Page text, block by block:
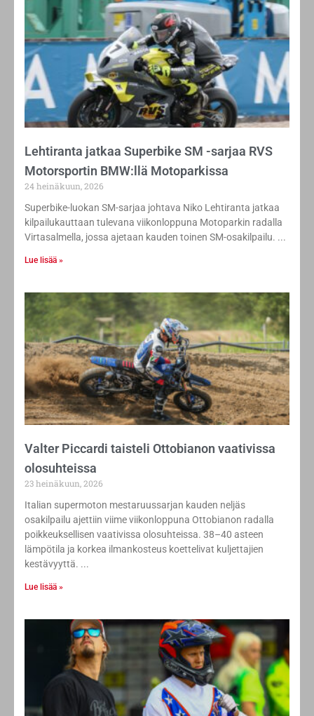
Lehtiranta jatkaa Superbike SM -sarjaa RVS
Motorsportin BMW:llä Motoparkissa
24 heinäkuun, 2026
Superbike-luokan SM-sarjaa johtava Niko Lehtiranta jatkaa
kilpailukauttaan tulevana viikonloppuna Motoparkin radalla
Virtasalmella, jossa ajetaan kauden toinen SM-osakilpailu.
Lue lisää »
Valter Piccardi taisteli Ottobianon vaativissa
olosuhteissa
23 heinäkuun, 2026
Italian supermoton mestaruussarjan kauden neljäs
osakilpailu ajettiin viime viikonloppuna Ottobianon radalla
poikkeuksellisen vaativissa olosuhteissa. 38–40 asteen
lämpötila ja korkea ilmankosteus koettelivat kuljettajien
kestävyyttä.
Lue lisää »